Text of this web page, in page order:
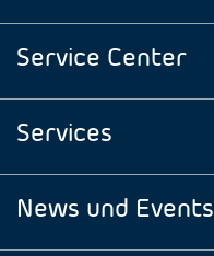
Service Center
Services
News und Events